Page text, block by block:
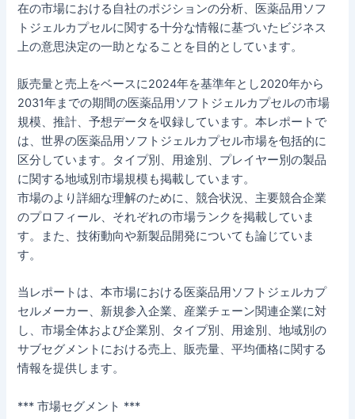
在の市場における自社のポジションの分析、医薬品用ソフ
トジェルカプセルに関する十分な情報に基づいたビジネス
上の意思決定の一助となることを目的としています。
販売量と売上をベースに2024年を基準年とし2020年から
2031年までの期間の医薬品用ソフトジェルカプセルの市場
規模、推計、予想データを収録しています。本レポートで
は、世界の医薬品用ソフトジェルカプセル市場を包括的に
区分しています。タイプ別、用途別、プレイヤー別の製品
に関する地域別市場規模も掲載しています。
市場のより詳細な理解のために、競合状況、主要競合企業
のプロフィール、それぞれの市場ランクを掲載していま
す。また、技術動向や新製品開発についても論じていま
す。
当レポートは、本市場における医薬品用ソフトジェルカプ
セルメーカー、新規参入企業、産業チェーン関連企業に対
し、市場全体および企業別、タイプ別、用途別、地域別の
サブセグメントにおける売上、販売量、平均価格に関する
情報を提供します。
*** 市場セグメント ***